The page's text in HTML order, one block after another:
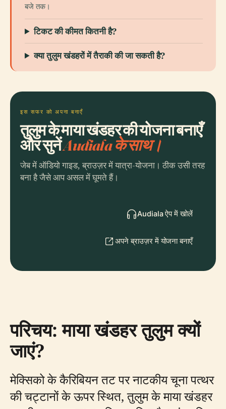
बजे तक।
टिकट की कीमत कितनी है?
क्या तुलुम खंडहरों में तैराकी की जा सकती है?
इस सफर को अपना बनाएँ
तुलुम के माया खंडहर की योजना बनाएँ
और सुनेंAudiala के साथ।
जेब में ऑडियो गाइड, ब्राउज़र में यात्रा-योजना। ठीक उसी तरह
बना है जैसे आप असल में घूमते हैं।
Audiala ऐप में खोलें
अपने ब्राउज़र में योजना बनाएँ
परिचय: माया खंडहर तुलुम क्यों
जाएं?
मेक्सिको के कैरिबियन तट पर नाटकीय चूना पत्थर
की चट्टानों के ऊपर स्थित, तुलुम के माया खंडहर